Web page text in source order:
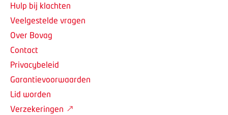
Hulp bij klachten
Veelgestelde vragen
Over Bovag
Contact
Privacybeleid
Garantievoorwaarden
Lid worden
Verzekeringen